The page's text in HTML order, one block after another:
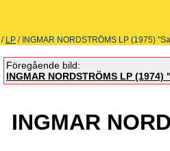
/ LP / INGMAR NORDSTRÖMS LP (1975)
Föregående bild:
INGMAR NORDSTRÖMS LP
INGMAR